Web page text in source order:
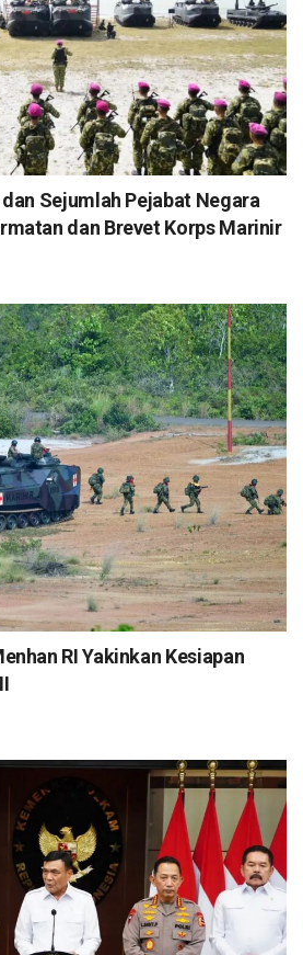
Sejumlah Pejabat Negara
dan Brevet Korps Marinir
RI Yakinkan Kesiapan